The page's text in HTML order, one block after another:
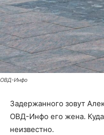
ОВД-Инфо
Задержанного зовут
ОВД-Инфо его жена.
неизвестно.